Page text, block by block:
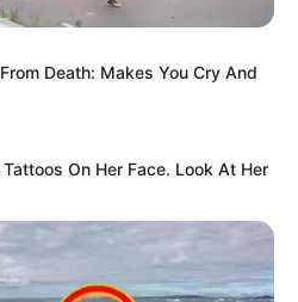
Death: Makes You Cry And
On Her Face. Look At Her